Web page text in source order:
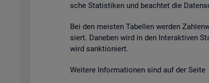
sche Sta­tis­ti­ken und be­ach­tet die
Bei den meis­ten Ta­bel­len wer­den
siert. Da­ne­ben wird in den In­ter­ak­ti­ven
wird sank­tio­niert.
Wei­te­re In­for­ma­tio­nen sind auf der Seite